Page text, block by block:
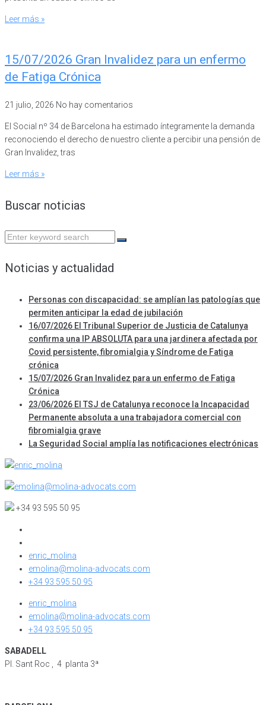
Leer más »
15/07/2026 Gran Invalidez para un enfermo
de Fatiga Crónica
21 julio, 2026 No hay comentarios
El Social nº 34 de Barcelona ha estimado íntegramente la demanda
reconociendo el derecho de nuestro cliente a percibir una pensión de
Gran Invalidez, tras
Leer más »
Buscar noticias
Search
Noticias y actualidad
Personas con discapacidad: se amplían las patologías que
permiten anticipar la edad de jubilación
16/07/2026 El Tribunal Superior de Justicia de Catalunya
confirma una IP ABSOLUTA para una jardinera afectada por
Covid persistente, fibromialgia y Síndrome de Fatiga
crónica
15/07/2026 Gran Invalidez para un enfermo de Fatiga
Crónica
23/06/2026 El TSJ de Catalunya reconoce la Incapacidad
Permanente absoluta a una trabajadora comercial con
fibromialgia grave
La Seguridad Social amplía las notificaciones electrónicas
enric_molina
emolina@molina-advocats.com
+34 93 595 50 95
enric_molina
emolina@molina-advocats.com
+34 93 595 50 95
enric_molina
emolina@molina-advocats.com
+34 93 595 50 95
SABADELL
Pl. Sant Roc , 4 planta 3ª